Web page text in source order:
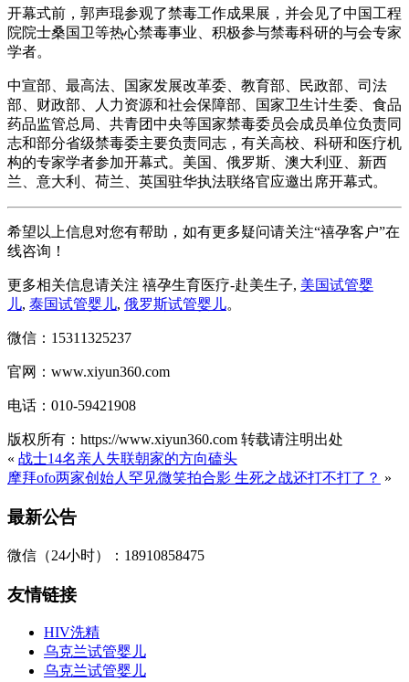
开幕式前，郭声琨参观了禁毒工作成果展，并会见了中国工程
院院士桑国卫等热心禁毒事业、积极参与禁毒科研的与会专家
学者。
中宣部、最高法、国家发展改革委、教育部、民政部、司法
部、财政部、人力资源和社会保障部、国家卫生计生委、食品
药品监管总局、共青团中央等国家禁毒委员会成员单位负责同
志和部分省级禁毒委主要负责同志，有关高校、科研和医疗机
构的专家学者参加开幕式。美国、俄罗斯、澳大利亚、新西
兰、意大利、荷兰、英国驻华执法联络官应邀出席开幕式。
希望以上信息对您有帮助，如有更多疑问请关注“禧孕客户”在
线咨询！
更多相关信息请关注 禧孕生育医疗-赴美生子, 美国试管婴
儿, 泰国试管婴儿, 俄罗斯试管婴儿。
微信：15311325237
官网：www.xiyun360.com
电话：010-59421908
版权所有：https://www.xiyun360.com 转载请注明出处
« 战士14名亲人失联朝家的方向磕头
摩拜ofo两家创始人罕见微笑拍合影 生死之战还打不打了？ »
最新公告
微信（24小时）：18910858475
友情链接
HIV洗精
乌克兰试管婴儿
乌克兰试管婴儿